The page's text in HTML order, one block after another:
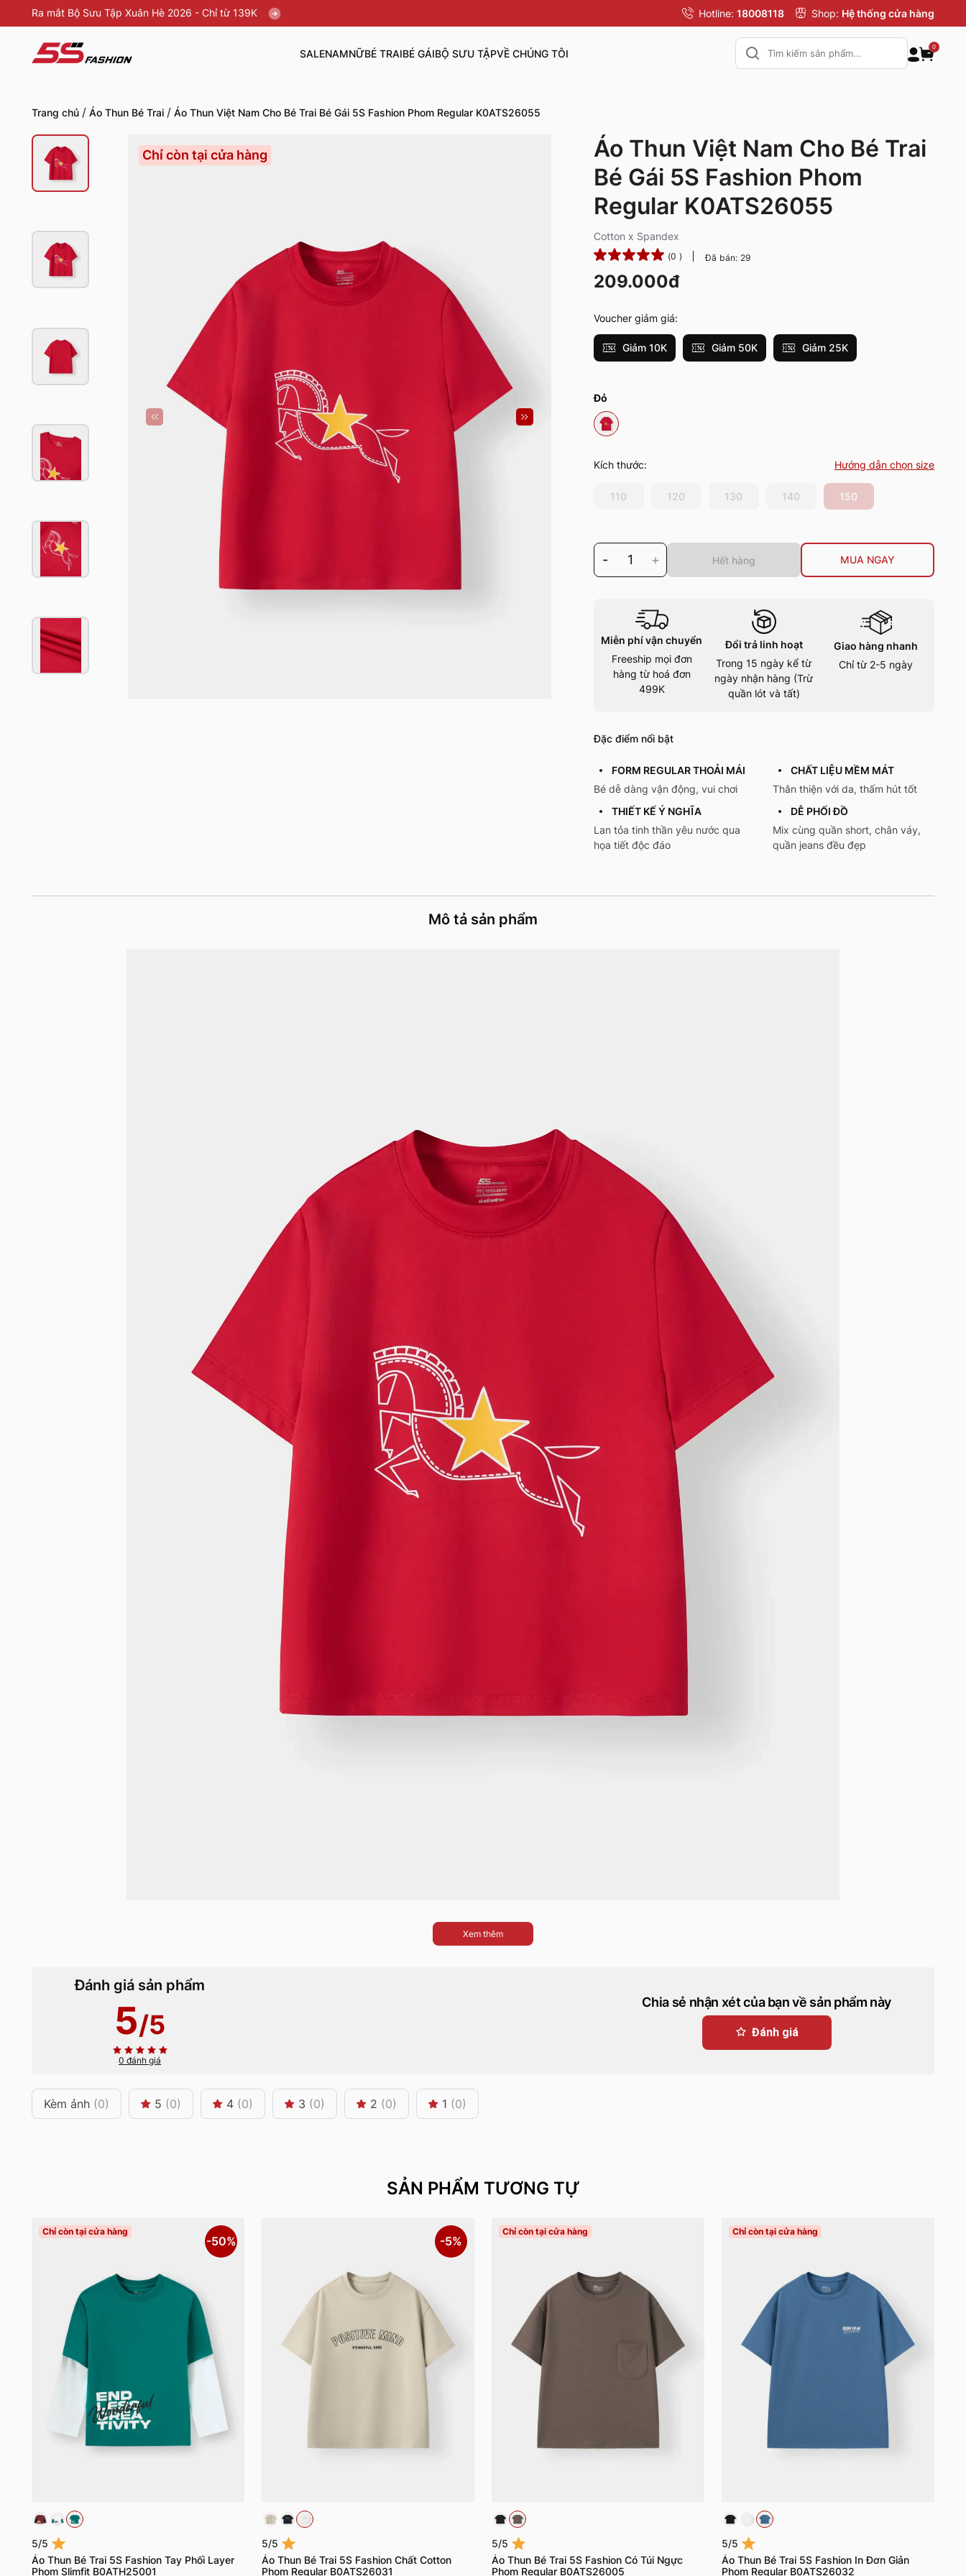
Ra mắt Bộ Sưu Tập Xuân Hè 2026 - Chỉ từ 139K Hotline: 18008118 Shop: Hệ thống cửa hàng
SALENAMNỮBÉ TRAIBÉ GÁIBỘ SƯU TẬPVỀ CHÚNG TÔI
0
Trang chủ / Áo Thun Bé Trai / Áo Thun Việt Nam Cho Bé Trai Bé Gái 5S Fashion Phom Regular K0ATS26055
Chỉ còn tại cửa hàng
Áo Thun Việt Nam Cho Bé Trai
Bé Gái 5S Fashion Phom
Regular K0ATS26055
Cotton x Spandex
(0 ) Đã bán: 29
209.000đ
Voucher giảm giá:
Giảm 10K Giảm 50K Giảm 25K
Đỏ
Kích thước: Hướng dẫn chọn size
110 120 130 140 150
- 1 + Hết hàng MUA NGAY
Miễn phí vận chuyển
Freeship mọi đơn
hàng từ hoá đơn
499K
Đổi trả linh hoạt
Trong 15 ngày kể từ
ngày nhận hàng (Trừ
quần lót và tất)
Giao hàng nhanh
Chỉ từ 2-5 ngày
Đặc điểm nổi bật
FORM REGULAR THOẢI MÁI
Bé dễ dàng vận động, vui chơi
CHẤT LIỆU MỀM MÁT
Thân thiện với da, thấm hút tốt
THIẾT KẾ Ý NGHĨA
Lan tỏa tinh thần yêu nước qua
họa tiết độc đáo
DỄ PHỐI ĐỒ
Mix cùng quần short, chân váy,
quần jeans đều đẹp
Mô tả sản phẩm
Xem thêm
Đánh giá sản phẩm
5/5
0 đánh giá
Chia sẻ nhận xét của bạn về sản phẩm này
Đánh giá
Kèm ảnh (0) 5 (0) 4 (0) 3 (0) 2 (0) 1 (0)
SẢN PHẨM TƯƠNG TỰ
Chỉ còn tại cửa hàng
-50%
5/5
Áo Thun Bé Trai 5S Fashion Tay Phối Layer
Phom Slimfit B0ATH25001
-5%
5/5
Áo Thun Bé Trai 5S Fashion Chất Cotton
Phom Regular B0ATS26031
Chỉ còn tại cửa hàng
5/5
Áo Thun Bé Trai 5S Fashion Có Túi Ngực
Phom Regular B0ATS26005
Chỉ còn tại cửa hàng
5/5
Áo Thun Bé Trai 5S Fashion In Đơn Giản
Phom Regular B0ATS26032